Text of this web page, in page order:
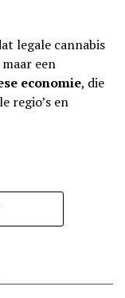
legale cannabis
een
economie, die
regio’s en